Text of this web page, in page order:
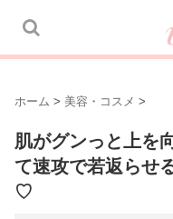
ホーム > 美容・コスメ >
肌がグンっと上を
て速攻で若返らせ
♡